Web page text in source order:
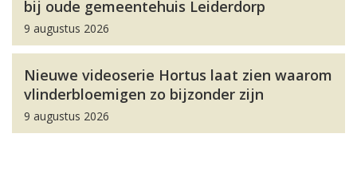
bij oude gemeentehuis Leiderdorp
9 augustus 2026
Nieuwe videoserie Hortus laat zien waarom
vlinderbloemigen zo bijzonder zijn
9 augustus 2026